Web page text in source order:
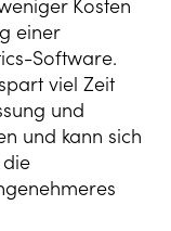
Kosten
einer
Software.
viel Zeit
und
und kann sich